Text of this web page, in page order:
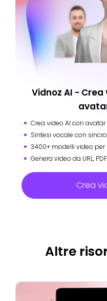
Vidnoz AI -
Crea video AI con
Sintesi vocale con
3400+ modelli video
Genera video da URL,
Crea
Altre